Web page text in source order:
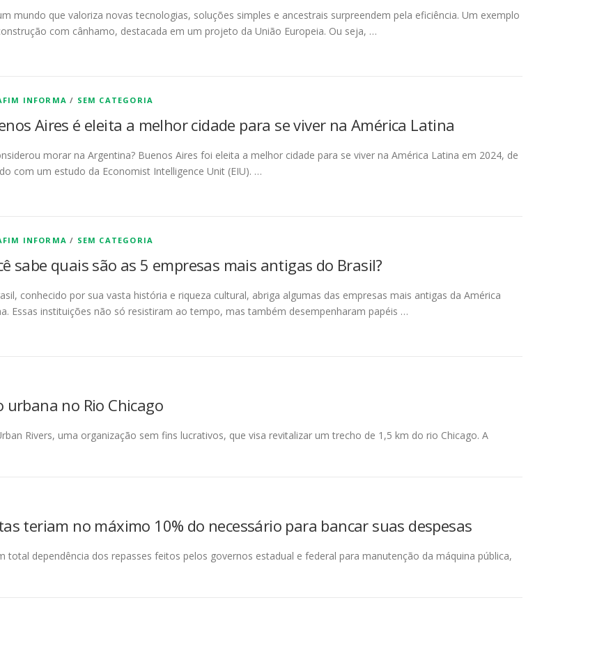
mundo que valoriza novas tecnologias, soluções simples e ancestrais surpreendem pela eficiência. Um exemplo
com cânhamo, destacada em um projeto da União Europeia. Ou seja, …
INFORMA / SEM CATEGORIA
Aires é eleita a melhor cidade para se viver na América Latina
morar na Argentina? Buenos Aires foi eleita a melhor cidade para se viver na América Latina em 2024, de
com um estudo da Economist Intelligence Unit (EIU). …
INFORMA / SEM CATEGORIA
sabe quais são as 5 empresas mais antigas do Brasil?
conhecido por sua vasta história e riqueza cultural, abriga algumas das empresas mais antigas da América
Essas instituições não só resistiram ao tempo, mas também desempenharam papéis …
no Rio Chicago
Rivers, uma organização sem fins lucrativos, que visa revitalizar um trecho de 1,5 km do rio Chicago. A
teriam no máximo 10% do necessário para bancar suas despesas
total dependência dos repasses feitos pelos governos estadual e federal para manutenção da máquina pública,